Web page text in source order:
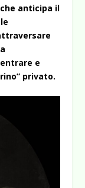
anticipa il
e
privato.